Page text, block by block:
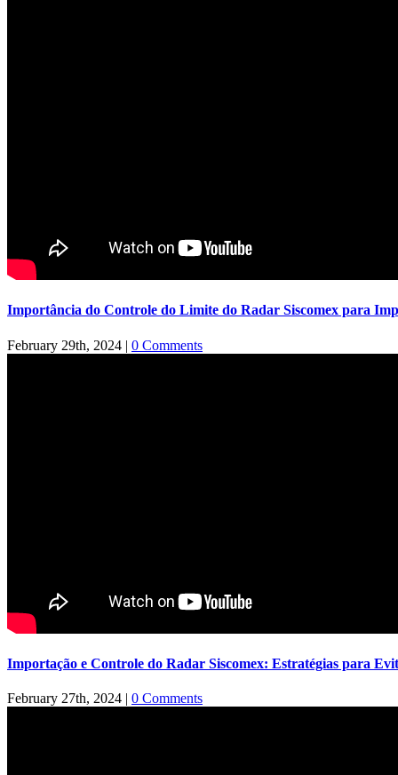
Importância do Controle do Limite do Radar Siscomex para
February 29th, 2024 | 0 Comments
Importação e Controle do Radar Siscomex: Estratégias para
February 27th, 2024 | 0 Comments